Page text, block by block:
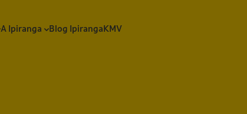
A Ipiranga Blog IpirangaKMV